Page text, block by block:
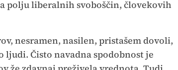
polju liberalnih svoboščin, človekovih
nesramen, nasilen, pristašem dovoli,
ljudi. Čisto navadna spodobnost je